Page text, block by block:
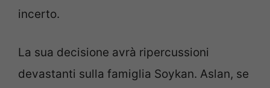
incerto.
La sua decisione avrà ripercussioni
devastanti sulla famiglia Soykan. Aslan, se